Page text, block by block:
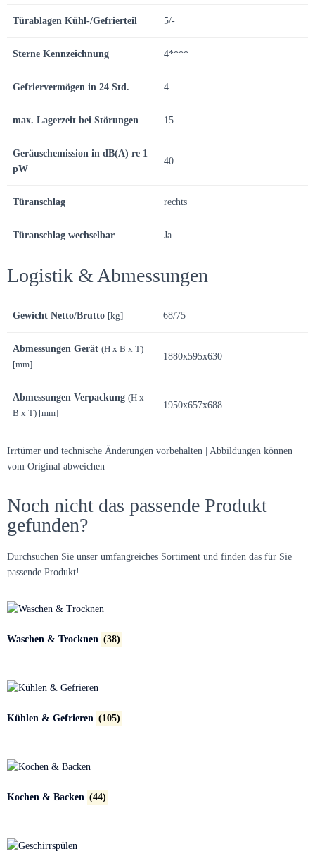
Türablagen Kühl-/Gefrierteil 5/-
Sterne Kennzeichnung 4****
Gefriervermögen in 24 Std. 4
max. Lagerzeit bei Störungen 15
Geräuschemission in dB(A) re 1
pW
40
Türanschlag rechts
Türanschlag wechselbar Ja
Logistik & Abmessungen
Gewicht Netto/Brutto [kg] 68/75
Abmessungen Gerät (H x B x T)
[mm]
1880x595x630
Abmessungen Verpackung (H x
B x T) [mm]
1950x657x688
Irrtümer und technische Änderungen vorbehalten | Abbildungen können
vom Original abweichen
Noch nicht das passende Produkt
gefunden?
Durchsuchen Sie unser umfangreiches Sortiment und finden das für Sie
passende Produkt!
Waschen & Trocknen (38)
Kühlen & Gefrieren (105)
Kochen & Backen (44)